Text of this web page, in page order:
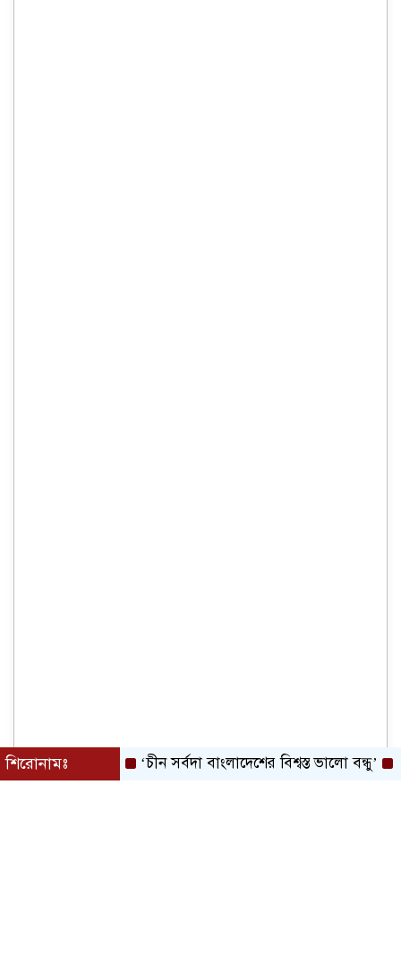
শিরোনামঃ ‘চীন সর্বদা বাংলাদেশের বিশ্বস্ত ভালো বন্ধু’ বক্তব্য